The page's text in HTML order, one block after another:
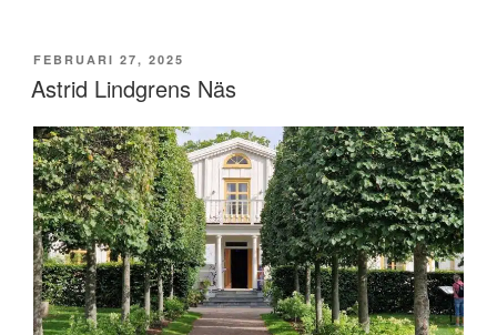
GEPLAATST
OP
FEBRUARI 27, 2025
Astrid Lindgrens Näs